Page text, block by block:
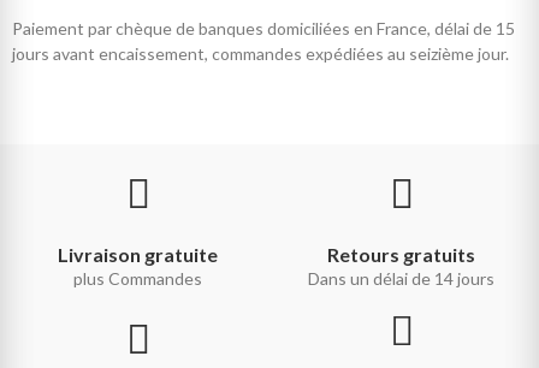
Paiement par chèque de banques domiciliées en France, délai de 15
jours avant encaissement, commandes expédiées au seizième jour.
Livraison gratuite
plus Commandes
Retours gratuits
Dans un délai de 14 jours